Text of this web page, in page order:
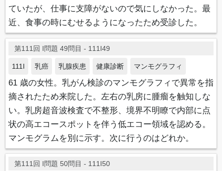
ていたが、仕事に支障がないので気にしなかった。最
近、食事の時にむせるようになったため受診した。
第111回 I問題 49問目 - 111I49
111I 乳癌 乳腺疾患 健康診断 マンモグラフィ
61 歳の女性。乳がん検診のマンモグラフィで異常を指
摘されたため来院した。左右の乳房に腫瘤を触知しな
い。乳房超音波検査で不整形、境界不明瞭で内部に点
状の高エコースポットを伴う低エコー領域を認める。
マンモグラムを別に示す。次に行うのはどれか。
第111回 I問題 50問目 - 111I50